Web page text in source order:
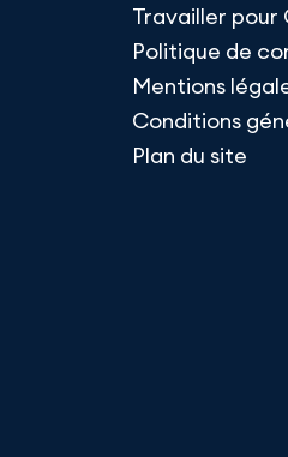
Travailler pour
Politique de
Mentions
Conditions
Plan du site